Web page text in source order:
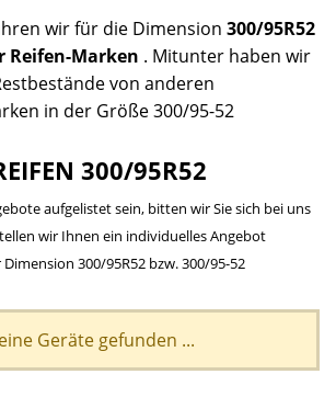
wir für die Dimension 300/95R52
Reifen-Marken . Mitunter haben wir
von anderen
in der Größe 300/95-52
300/95R52
aufgelistet sein, bitten wir Sie sich bei uns
wir Ihnen ein individuelles Angebot
300/95R52 bzw. 300/95-52
Geräte gefunden ...